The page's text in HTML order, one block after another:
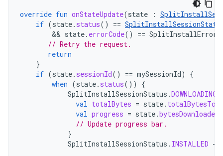
override fun onStateUpdate(state :
if (state. status() ==
        &&
state. errorCode() ==
// Retry the request.
return
}
if (state. sessionId() == mySessionId)
{
when (state. status())
{
SplitInstallSessionStatus .DOWNLOADING
val totalBytes = state.
val progress = state.bytesDownloaded
// Update progress bar.
}
SplitInstallSessionStatus . INSTALLED ->